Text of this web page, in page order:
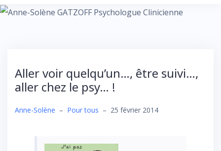
Aller voir quelqu’un…, être suivi…,
aller chez le psy… !
Anne-Solène – Pour tous – 25 février 2014